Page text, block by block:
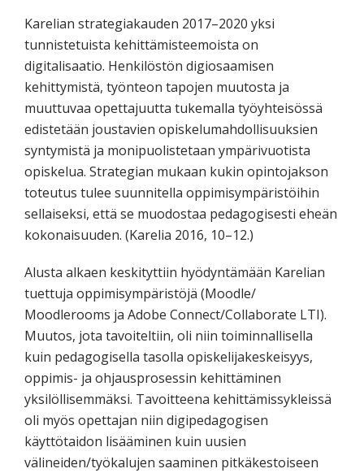
Karelian strategiakauden 2017–2020 yksi
tunnistetuista kehittämisteemoista on
digitalisaatio. Henkilöstön digiosaamisen
kehittymistä, työnteon tapojen muutosta ja
muuttuvaa opettajuutta tukemalla työyhteisössä
edistetään joustavien opiskelumahdollisuuksien
syntymistä ja monipuolistetaan ympärivuotista
opiskelua. Strategian mukaan kukin opintojakson
toteutus tulee suunnitella oppimisympäristöihin
sellaiseksi, että se muodostaa pedagogisesti eheän
kokonaisuuden. (Karelia 2016, 10–12.)
Alusta alkaen keskityttiin hyödyntämään Karelian
tuettuja oppimisympäristöjä (Moodle/
Moodlerooms ja Adobe Connect/Collaborate LTI).
Muutos, jota tavoiteltiin, oli niin toiminnallisella
kuin pedagogisella tasolla opiskelijakeskeisyys,
oppimis- ja ohjausprosessin kehittäminen
yksilöllisemmäksi. Tavoitteena kehittämissykleissä
oli myös opettajan niin digipedagogisen
käyttötaidon lisääminen kuin uusien
välineiden/työkalujen saaminen pitkäkestoiseen